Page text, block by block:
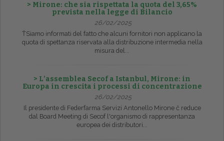
> Mirone: che sia rispettata la quota del 3,65%
prevista nella legge di Bilancio
26/02/2025
ŤSiamo informati del fatto che alcuni fornitori non applicano la
quota di spettanza riservata alla distribuzione intermedia nella
misura del...
> L’assemblea Secof a Istanbul, Mirone: in
Europa in crescita i processi di concentrazione
26/02/2025
Il presidente di Federfarma Servizi Antonello Mirone č reduce
dal Board Meeting di Secof l'organismo di rappresentanza
europea dei distributori...